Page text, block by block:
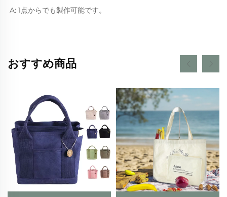
A: 1点からでも製作可能です。
おすすめ商品